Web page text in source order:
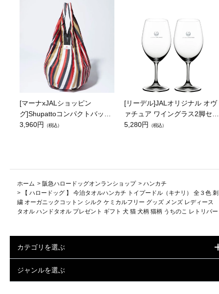
[マーナxJALショッピン
グ]Shupattoコンパクトバッグ
Drop JAL客室乗務員（LC）ス
3,960円 （税込）
[リーデル]JALオリジナル オヴ
ァチュア ワイングラス2脚セッ
ト（レッドワイン）
5,280円 （税込）
ホーム > 阪急ハロードッグオンランショップ > ハンカチ
>
【 ハロードッグ 】 今治タオルハンカチ トイプードル（キナリ） 全３色 刺
繍 オーガニックコットン シルク ケミカルフリー グッズ メンズ レディース
タオル ハンドタオル プレゼント ギフト 犬 猫 犬柄 猫柄 うちのこ レトリバー
カテゴリを選ぶ
ジャンルを選ぶ